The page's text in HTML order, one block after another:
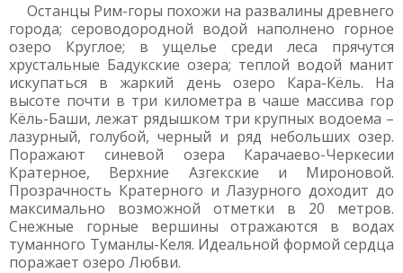
Останцы Рим-горы похожи на развалины древнего
города; сероводородной водой наполнено горное
озеро Круглое; в ущелье среди леса прячутся
хрустальные Бадукские озера; теплой водой манит
искупаться в жаркий день озеро Кара-Кёль. На
высоте почти в три километра в чаше массива гор
Кёль-Баши, лежат рядышком три крупных водоема –
лазурный, голубой, черный и ряд небольших озер.
Поражают синевой озера Карачаево-Черкесии
Кратерное, Верхние Азгекские и Мироновой.
Прозрачность Кратерного и Лазурного доходит до
максимально возможной отметки в 20 метров.
Снежные горные вершины отражаются в водах
туманного Туманлы-Келя. Идеальной формой сердца
поражает озеро Любви.